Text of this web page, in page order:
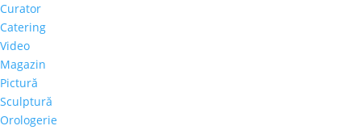
Curator
Catering
Video
Magazin
Pictură
Sculptură
Orologerie